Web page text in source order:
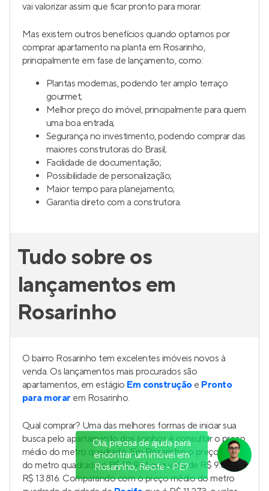
vai valorizar assim que ficar pronto para morar.
Mas existem outros benefícios quando optamos por
comprar apartamento na planta em Rosarinho,
principalmente em fase de lançamento, como:
Plantas modernas, podendo ter amplo terraço
gourmet;
Melhor preço do imóvel, principalmente para quem
uma boa entrada;
Segurança no investimento, podendo comprar das
maiores construtoras do Brasil;
Facilidade de documentação;
Possibilidade de personalização;
Maior tempo para planejamento;
Garantia direto com a construtora.
Tudo sobre os
lançamentos em
Rosarinho
O bairro Rosarinho tem excelentes imóveis novos à
venda. Os lançamentos mais procurados são
apartamentos, em estágio Em construçãoe Pronto
para morar em Rosarinho.
Qual comprar? Uma das melhores formas de iniciar sua
busca pelo apartamento dos sonhos é consultar o preço
médio do metro quadrado. Em Rosarinho o preço médio
do metro quadrado é R$ 10.964 que varia de R$ 9.000 a
R$ 13.816. Comparando com o preço médio do metro
Olá, precisa de ajuda para
encontrar um imóvel em
Rosarinho, Recife - PE?